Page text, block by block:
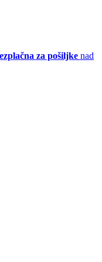
za pošiljke nad